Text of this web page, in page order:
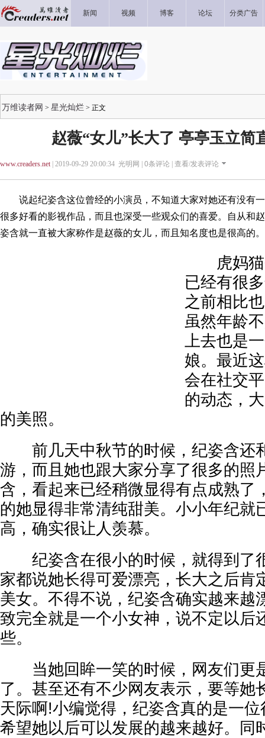
新闻 视频 博客 论坛 分类广告
万维读者网 > 星光灿烂 > 正文
赵薇“女儿”长大了 亭亭玉立简
www.creaders.net| 2019-09-29 20:00:34 光明网 | 0条评论 | 查看/发表评论
说起纪姿含这位曾经的小演员，不知道大家对她还有没有一
很多好看的影视作品，而且也深受一些观众们的喜爱。自从和
姿含就一直被大家称作是赵薇的女儿，而且知名度也是很高的。
虎妈猫
已经有很
之前相比
虽然年龄
上去也是
娘。最近
会在社交
的动态，
的美照。
前几天中秋节的时候，纪姿含还
游，而且她也跟大家分享了很多的照
含，看起来已经稍微显得有点成熟了
的她显得非常清纯甜美。小小年纪就
高，确实很让人羡慕。
纪姿含在很小的时候，就得到了
家都说她长得可爱漂亮，长大之后肯
美女。不得不说，纪姿含确实越来越
致完全就是一个小女神，说不定以后
些。
当她回眸一笑的时候，网友们更
了。甚至还有不少网友表示，要等她
天际啊!小编觉得，纪姿含真的是一
希望她以后可以发展的越来越好。同